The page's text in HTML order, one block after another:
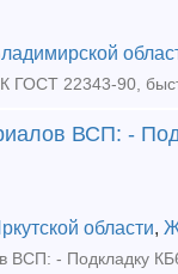
ВСП: -
области,